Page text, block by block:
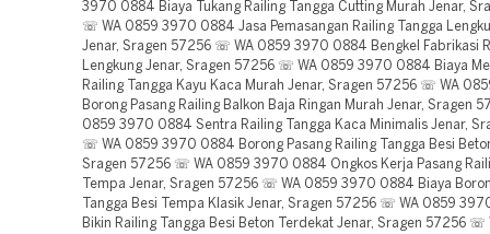
3970 0884 Biaya Tukang Railing Tangga Cutting Murah Jenar,
☏ WA 0859 3970 0884 Jasa Pemasangan Railing Tangga
Jenar, Sragen 57256 ☏ WA 0859 3970 0884 Bengkel Fabrikasi
Lengkung Jenar, Sragen 57256 ☏ WA 0859 3970 0884 Biaya
Railing Tangga Kayu Kaca Murah Jenar, Sragen 57256 ☏ WA
Borong Pasang Railing Balkon Baja Ringan Murah Jenar, Sragen
0859 3970 0884 Sentra Railing Tangga Kaca Minimalis Jenar,
☏ WA 0859 3970 0884 Borong Pasang Railing Tangga Besi
Sragen 57256 ☏ WA 0859 3970 0884 Ongkos Kerja Pasang
Tempa Jenar, Sragen 57256 ☏ WA 0859 3970 0884 Biaya
Tangga Besi Tempa Klasik Jenar, Sragen 57256 ☏ WA 0859
Bikin Railing Tangga Besi Beton Terdekat Jenar, Sragen 57256 ☏